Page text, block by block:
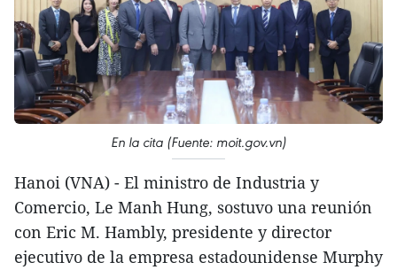
En la cita (Fuente: moit.gov.vn)
Hanoi (VNA) - El ministro de Industria y
Comercio, Le Manh Hung, sostuvo una reunión
con Eric M. Hambly, presidente y director
ejecutivo de la empresa estadounidense Murphy